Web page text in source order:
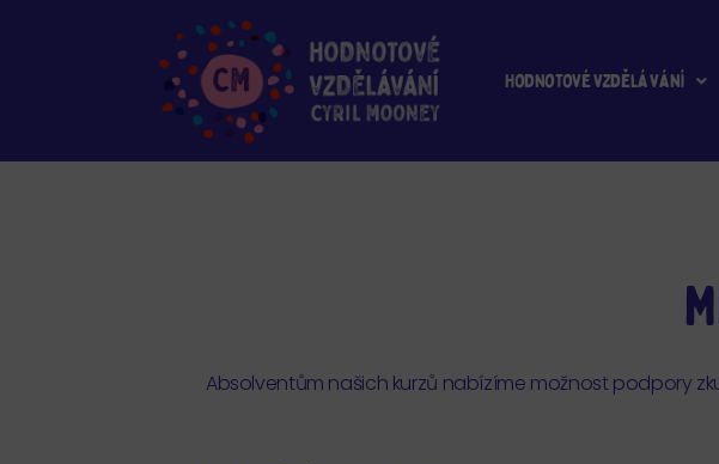
Hodnotové vzdělávání
Absolventům našich kurzů nabízíme možnost podpory